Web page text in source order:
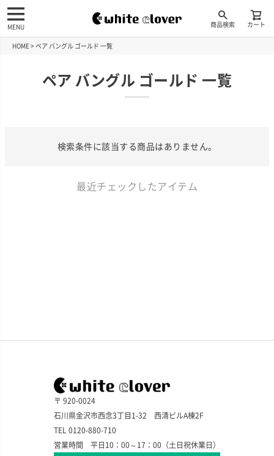
商品検索 カート
MENU
HOME ペア バングル ゴールド 一覧
ペア バングル ゴールド 一覧
検索条件に該当する商品はありません。
最近チェックしたアイテム
〒 920-0024
石川県金沢市西念3丁目1-32 西清ビルA棟2F
TEL 0120-880-710
営業時間 平日10：00～17：00（土日祝休業日）